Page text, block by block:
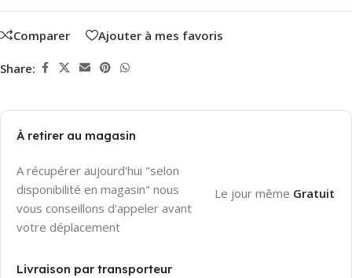
Comparer Ajouter à mes favoris
Share:
À retirer au magasin
A récupérer aujourd'hui "selon
disponibilité en magasin" nous
vous conseillons d'appeler avant
votre déplacement
Le jour même Gratuit
Livraison par transporteur